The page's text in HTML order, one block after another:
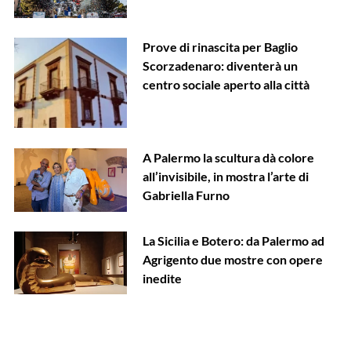
Prove di rinascita per Baglio
Scorzadenaro: diventerà un
centro sociale aperto alla città
A Palermo la scultura dà colore
all’invisibile, in mostra l’arte di
Gabriella Furno
La Sicilia e Botero: da Palermo ad
Agrigento due mostre con opere
inedite